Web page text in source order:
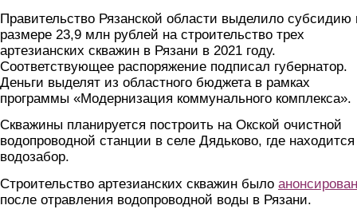
Правительство Рязанской области выделило субсидию
размере 23,9 млн рублей на строительство трех
артезианских скважин в Рязани в 2021 году.
Соответствующее распоряжение подписал губернатор.
Деньги выделят из областного бюджета в рамках
программы «Модернизация коммунального комплекса».
Скважины планируется построить на Окской очистной
водопроводной станции в селе Дядьково, где находится
водозабор.
Строительство артезианских скважин было
после отравления водопроводной воды в Рязани.